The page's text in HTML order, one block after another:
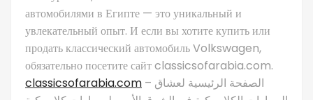
автомобилями в Египте — это уникальный и
увлекательный опыт. И если вы хотите купить или
продать классический автомобиль Volkswagen,
обязательно посетите сайт classicsofarabia.com.
classicsofarabia.com – الصفحة الرئيسية لعشاق